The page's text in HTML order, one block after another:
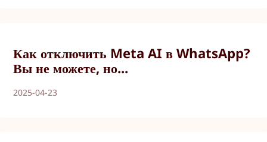
Как отключить Meta AI в WhatsApp?
Вы не можете, но...
2025-04-23